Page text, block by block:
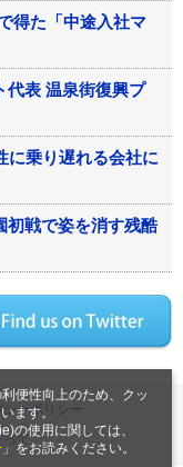
便性向上のため、クッ
ます。
の使用に関しては、
」をお読みください。
得た「中途入社マ
代表 温泉街復興プ
に乗り遅れる会社に
初戦で姿を消す残酷
ーポリシー
て